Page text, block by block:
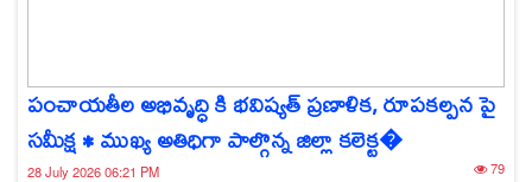
పంచాయతీల అభివృద్ధి కి భవిష్యత్ ప్రణాళిక, రూపకల్పన పై
సమీక్ష • ముఖ్య అతిధిగా పాల్గొన్న జిల్లా కలెక్ట�
28 July 2026 06:21 PM 79